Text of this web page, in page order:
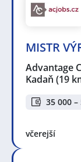
MISTR
Advantage
Kadaň (19
35 000 –
včerejší